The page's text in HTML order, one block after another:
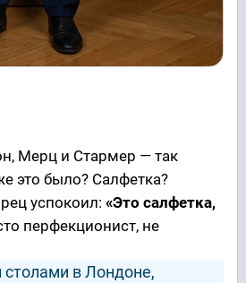
Мерц и Стармер — так
это было? Салфетка?
успокоил: «Это салфетка,
перфекционист, не
в Лондоне,